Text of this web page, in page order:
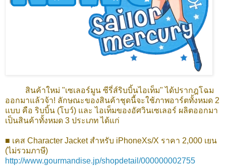
สินค้าใหม่ "เซเลอร์มูน ซีรี่ส์ริบบิ้นไอเท็ม" ได้ปรากฎโฉม
ออกมาแล้วจ้า! ลักษณะของสินค้าชุดนี้จะใช้ภาพอาร์ตทั้งหมด 2
แบบ คือ ริบบิ้น (โบว์) และ ไอเท็มของอัศวินเซเลอร์ ผลิตออกมา
เป็นสินค้าทั้งหมด 3 ประเภท ได้แก่
■ เคส Character Jacket สำหรับ iPhoneXs/X ราคา 2,000 เยน
(ไม่รวมภาษี)
http://www.gourmandise.jp/shopdetail/000000002755